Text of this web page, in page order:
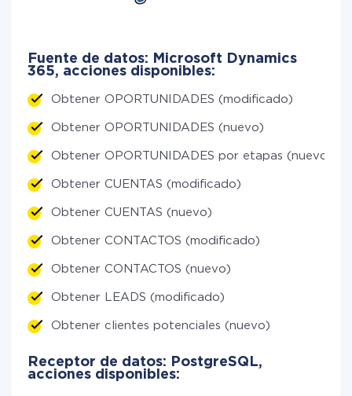
Fuente de datos: Microsoft Dynamics
365, acciones disponibles:
Obtener OPORTUNIDADES (modificado)
Obtener OPORTUNIDADES (nuevo)
Obtener OPORTUNIDADES por etapas (nuevo)
Obtener CUENTAS (modificado)
Obtener CUENTAS (nuevo)
Obtener CONTACTOS (modificado)
Obtener CONTACTOS (nuevo)
Obtener LEADS (modificado)
Obtener clientes potenciales (nuevo)
Receptor de datos: PostgreSQL,
acciones disponibles: